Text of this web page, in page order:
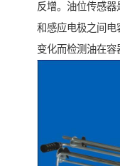
反增。油位传感
和感应电极之间电
变化而检测油在容